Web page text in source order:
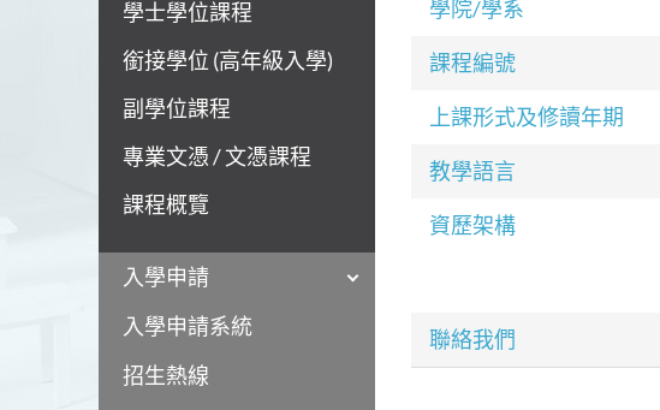
學士學位課程
銜接學位 (高年級入學)
副學位課程
專業文憑 / 文憑課程
課程概覽
入學申請
入學申請系統
招生熱線
學院/學系
課程編號
上課形式及修讀年期
教學語言
資歷架構
聯絡我們